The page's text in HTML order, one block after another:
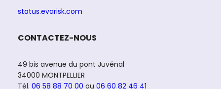
status.evarisk.com
CONTACTEZ-NOUS
49 bis avenue du pont Juvénal
34000 MONTPELLIER
Tél. 06 58 88 70 00 ou 06 60 82 46 41